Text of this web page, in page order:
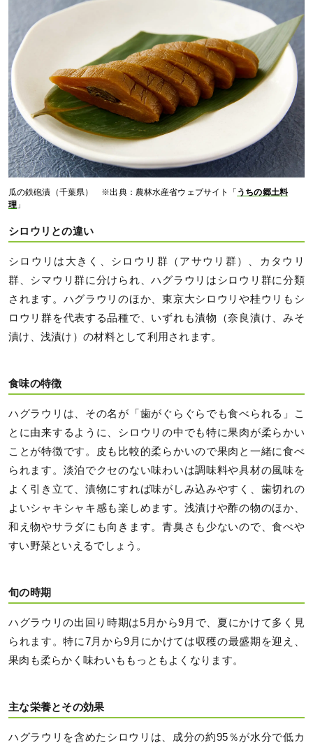
瓜の鉄砲漬（千葉県） ※出典：農林水産省ウェブサイト「 うちの郷土料
理 」
シロウリとの違い
シロウリは大きく、シロウリ群（アサウリ群）、カタウリ
群、シマウリ群に分けられ、ハグラウリはシロウリ群に分類
されます。ハグラウリのほか、東京大シロウリや桂ウリもシ
ロウリ群を代表する品種で、いずれも漬物（奈良漬け、みそ
漬け、浅漬け）の材料として利用されます。
食味の特徴
ハグラウリは、その名が「歯がぐらぐらでも食べられる」こ
とに由来するように、シロウリの中でも特に果肉が柔らかい
ことが特徴です。皮も比較的柔らかいので果肉と一緒に食べ
られます。淡泊でクセのない味わいは調味料や具材の風味を
よく引き立て、漬物にすれば味がしみ込みやすく、歯切れの
よいシャキシャキ感も楽しめます。浅漬けや酢の物のほか、
和え物やサラダにも向きます。青臭さも少ないので、食べや
すい野菜といえるでしょう。
旬の時期
ハグラウリの出回り時期は5月から9月で、夏にかけて多く見
られます。特に7月から9月にかけては収穫の最盛期を迎え、
果肉も柔らかく味わいももっともよくなります。
主な栄養とその効果
ハグラウリを含めたシロウリは、成分の約95％が水分で低カ